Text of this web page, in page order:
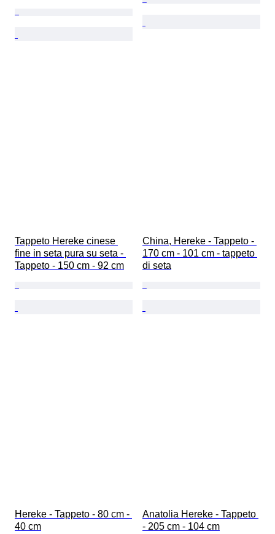
Tappeto Hereke cinese
fine in seta pura su seta -
Tappeto - 150 cm - 92 cm
China, Hereke - Tappeto -
170 cm - 101 cm - tappeto
di seta
Hereke - Tappeto - 80 cm -
40 cm
Anatolia Hereke - Tappeto
- 205 cm - 104 cm